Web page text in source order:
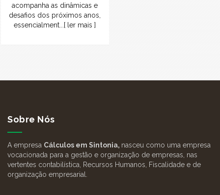
acompanha as dinâmicas e
desafios dos próximos anos,
essencialment...[ ler mais ]
Sobre Nós
A empresa Cálculos em Sintonia, nasceu como uma empresa
vocacionada para a gestão e organização de empresas, nas
vertentes contabilística, Recursos Humanos, Fiscalidade e de
organização empresarial.